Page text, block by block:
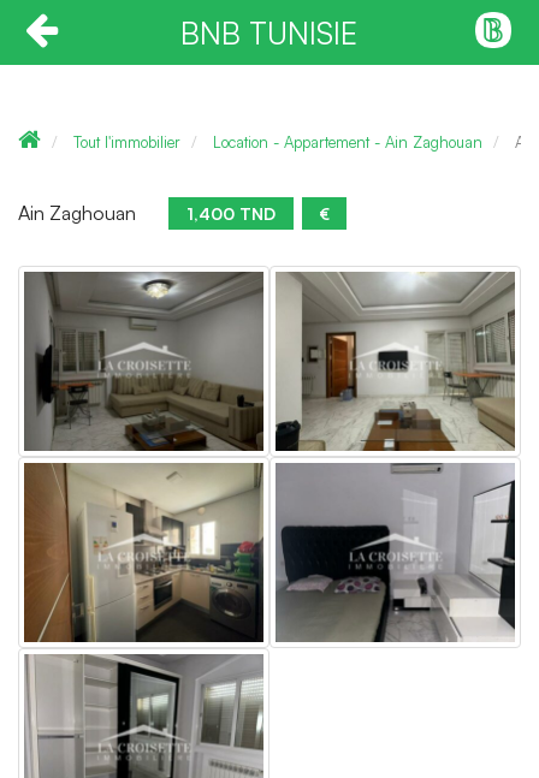
BNB TUNISIE
Tout l'immobilier Location - Appartement - Ain Zaghouan
Ain Zaghouan 1,400 TND €